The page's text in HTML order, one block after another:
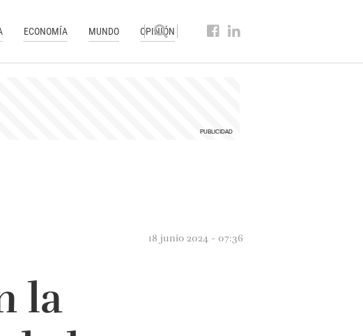
ECONOMÍA MUNDO OPINIÓN
18 junio 2024 - 07:36
la